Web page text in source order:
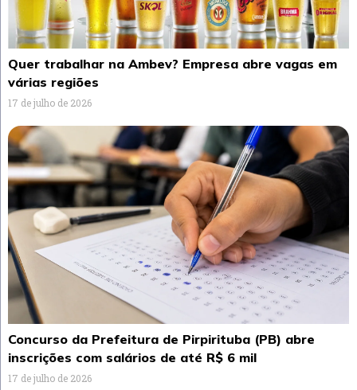
Quer trabalhar na Ambev? Empresa abre vagas em
várias regiões
17 de julho de 2026
Concurso da Prefeitura de Pirpirituba (PB) abre
inscrições com salários de até R$ 6 mil
17 de julho de 2026